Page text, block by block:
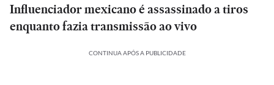
Influenciador mexicano é assassinado a tiros
enquanto fazia transmissão ao vivo
CONTINUA APÓS A PUBLICIDADE